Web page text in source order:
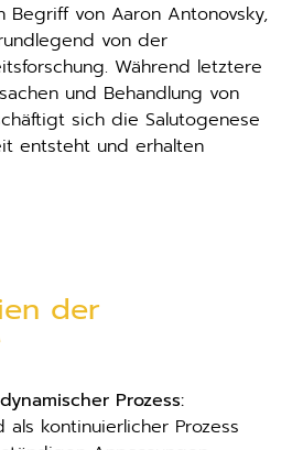
Begriff von Aaron Antonovsky,
von der
Während letztere
und Behandlung von
sich die Salutogenese
entsteht und erhalten
der
Prozess:
kontinuierlicher Prozess